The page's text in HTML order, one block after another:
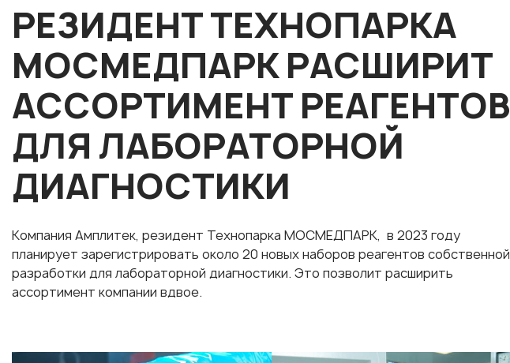
РЕЗИДЕНТ ТЕХНОПАРКА
МОСМЕДПАРК РАСШИРИТ
АССОРТИМЕНТ РЕАГЕНТОВ
ДЛЯ ЛАБОРАТОРНОЙ
ДИАГНОСТИКИ
Компания Амплитек, резидент Технопарка МОСМЕДПАРК, в 2023 году
планирует зарегистрировать около 20 новых наборов реагентов собственной
разработки для лабораторной диагностики. Это позволит расширить
ассортимент компании вдвое.